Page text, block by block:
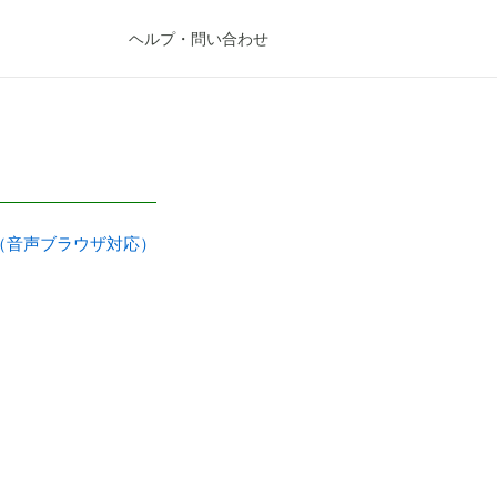
ヘルプ・問い合わせ
声ブラウザ対応）